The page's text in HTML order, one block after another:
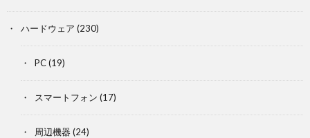
ハードウェア (230)
PC(19)
スマートフォン (17)
周辺機器 (24)